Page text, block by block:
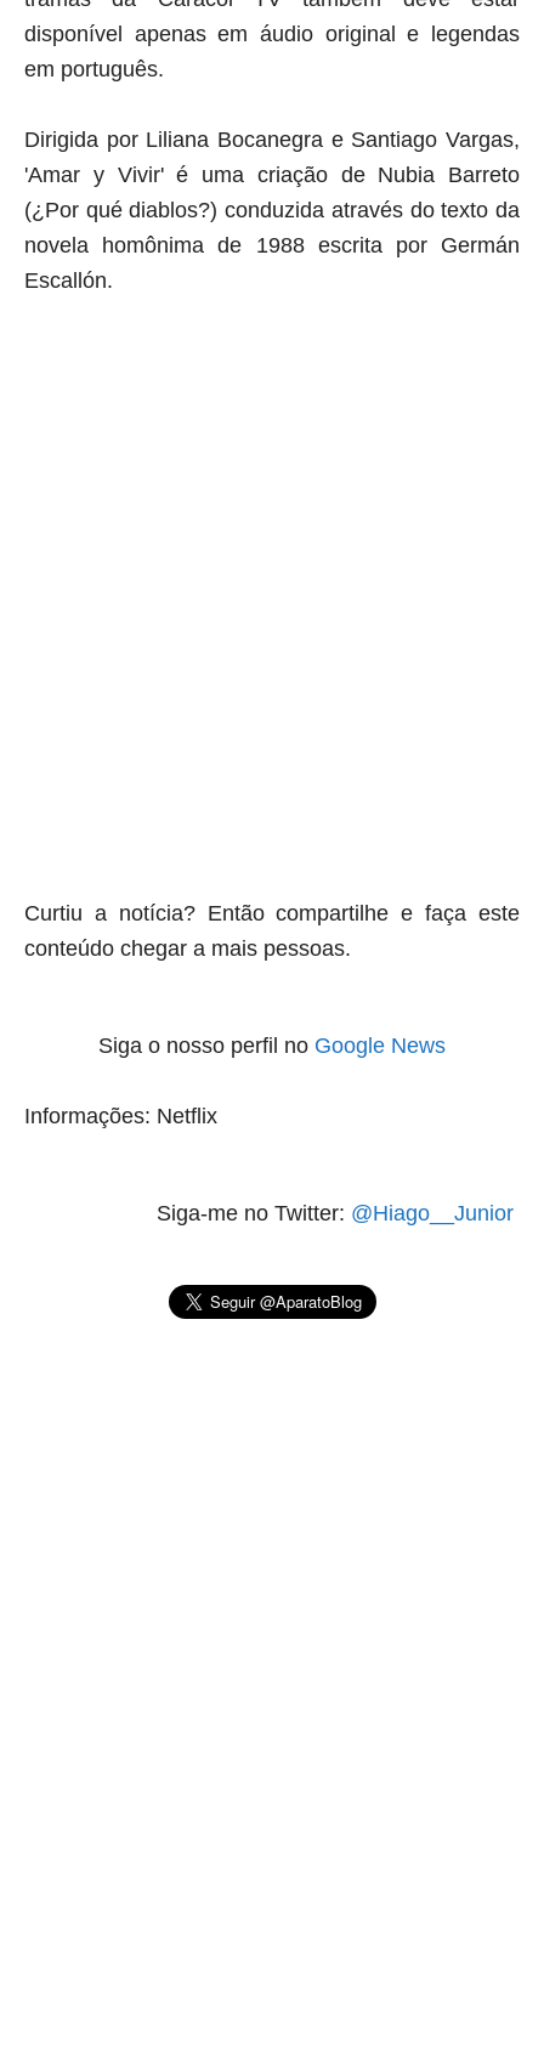
disponível apenas em áudio original e legendas
em português.
Dirigida por Liliana Bocanegra e Santiago Vargas,
'Amar y Vivir' é uma criação de Nubia Barreto
(¿Por qué diablos?)conduzida através do texto da
novela homônima de 1988 escrita por Germán
Escallón.
Curtiu a notícia? Então compartilhe e faça este
conteúdo chegar a mais pessoas.
Siga o nosso perfil no Google News
Informações: Netflix
Siga-me no Twitter: @Hiago__Junior